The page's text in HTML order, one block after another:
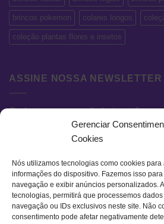
Gerenciar
Cookies
Nós utilizamos tecnologias como cookies
informações do dispositivo. Fazemos isso
navegação e exibir anúncios personalizados.
tecnologias, permitirá que processemos
navegação ou IDs exclusivos neste site. Não
consentimento pode afetar negativamente
brincos pokemon colares longos
coleção plantas flores e insetos
ASSINE NOSSA NEWSLETTER
Cadastre seu e-mail abaixo e fique
novidades e promoções exclusivas.